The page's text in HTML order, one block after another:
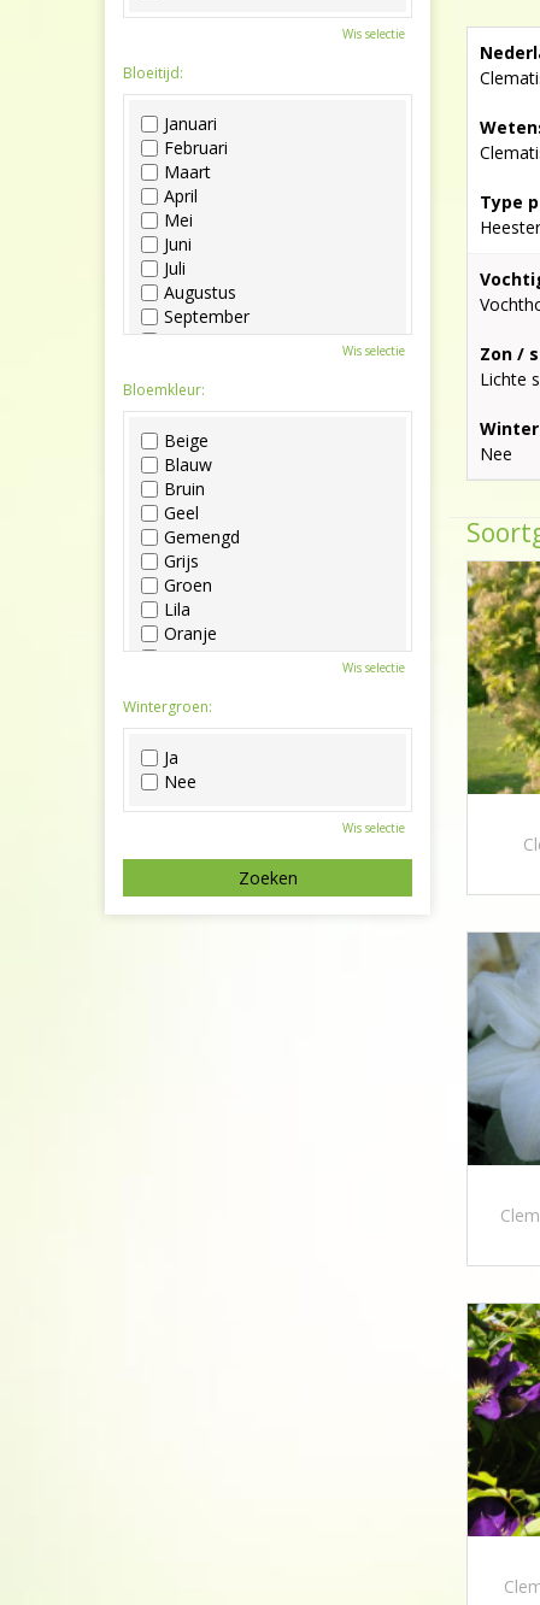
Type
Heester
Zon /
Lichte
Nee
Wis selectie
Bloeitijd:
Januari
Februari
Maart
April
Mei
Juni
Juli
Augustus
September
Oktober
December
Wis selectie
Bloemkleur:
Beige
Blauw
Bruin
Geel
Gemengd
Grijs
Groen
Lila
Oranje
Paars
Roze
Wit
Zwart
Wis selectie
Wintergroen:
Ja
Nee
Wis selectie